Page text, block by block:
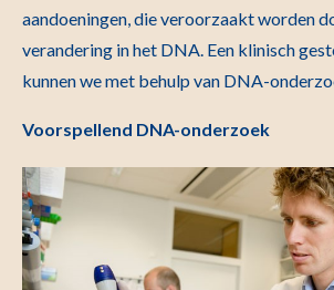
aandoeningen, die veroorzaakt worden
verandering in het DNA. Een klinisch
kunnen we met behulp van DNA-
Voorspellend DNA-onderzoek